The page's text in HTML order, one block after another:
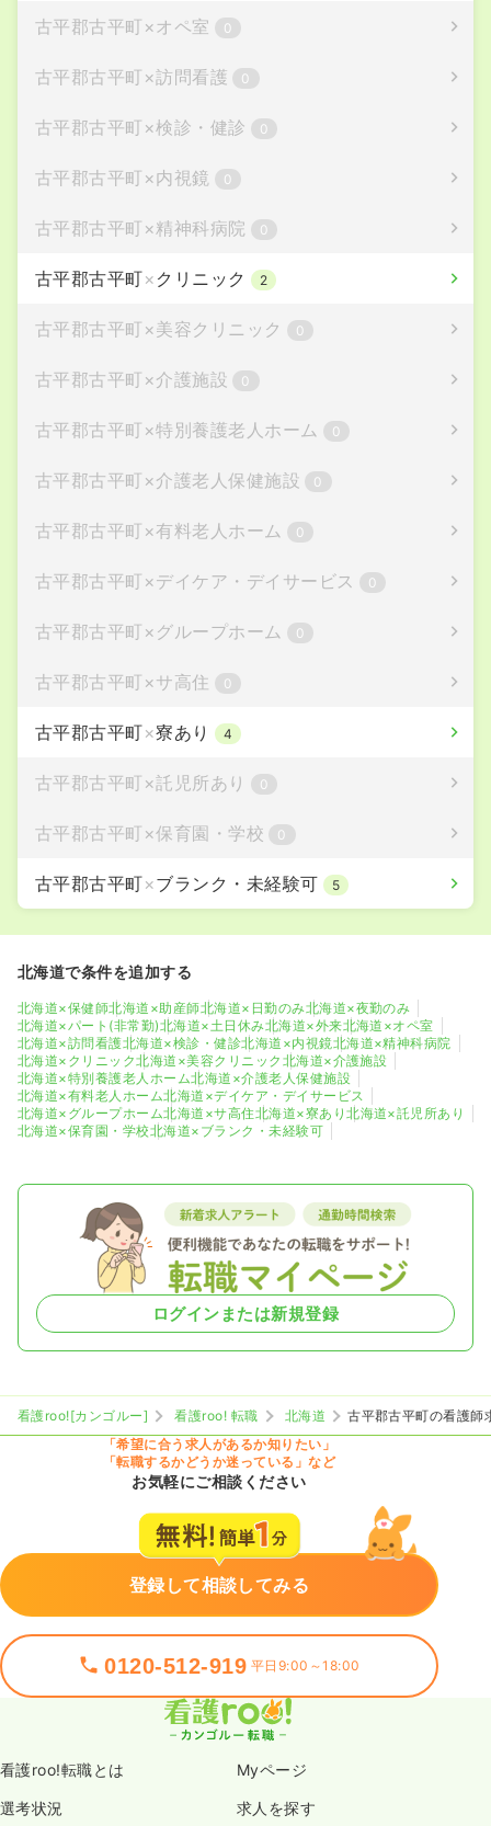
古平郡古平町 ×オペ室 0
古平郡古平町 ×訪問看護 0
古平郡古平町 ×検診・健診 0
古平郡古平町 ×内視鏡 0
古平郡古平町 ×精神科病院 0
古平郡古平町× クリニック 2
古平郡古平町 ×美容クリニック 0
古平郡古平町 ×介護施設 0
古平郡古平町 ×特別養護老人ホーム 0
古平郡古平町 ×介護老人保健施設 0
古平郡古平町 ×有料老人ホーム 0
古平郡古平町 ×デイケア・デイサービス 0
古平郡古平町 × グループホーム 0
古平郡古平町 ×サ高住 0
古平郡古平町×寮あり 4
古平郡古平町 ×託児所あり 0
古平郡古平町 ×保育園・学校 0
古平郡古平町×ブランク・未経験可 5
北海道で条件を追加する
北海道×保健師北海道×助産師北海道×日勤のみ北海道×夜勤のみ
北海道×パート(非常勤)北海道×土日休み北海道×外来北海道×オペ室
北海道×訪問看護北海道×検診・健診北海道×内視鏡北海道×精神科病院
北海道×クリニック北海道×美容クリニック 北海道×介護施設
北海道×特別養護老人ホーム北海道×介護老人保健施設
北海道×有料老人ホーム北海道×デイケア・デイサービス
北海道×グループホーム北海道×サ高住北海道×寮あり北海道×託児所あり
北海道×保育園・学校北海道×ブランク・未経験可
ログインまたは新規登録
看護roo![カンゴルー] 看護roo! 転職 北海道
古平郡古平町の看護師
「希望に合う求人があるか知りたい」
「転職するかどうか迷っている」など
お気軽にご相談ください
登録して相談してみる
0120-512-919 平日9:00～18:00
看護roo!転職とは Myページ
選考状況 求人を探す